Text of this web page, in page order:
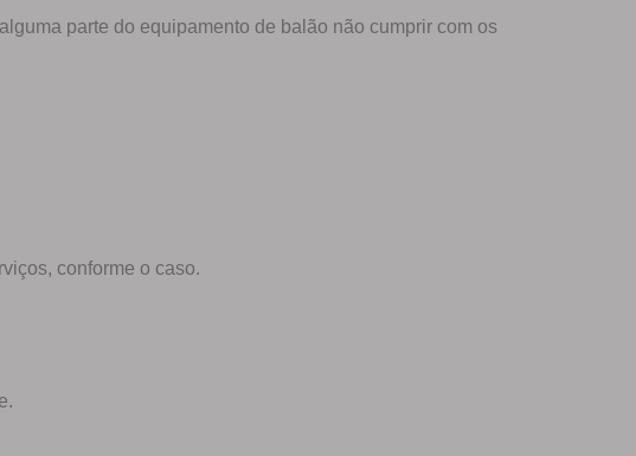
parte do equipamento de balão não cumprir com os
conforme o caso.